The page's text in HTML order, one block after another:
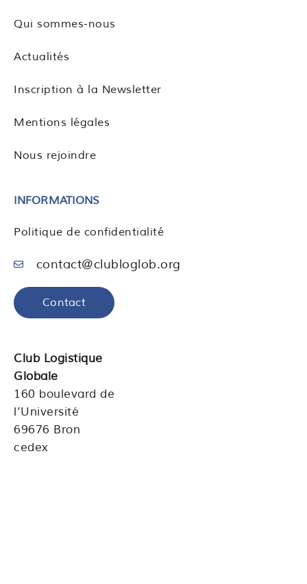
Qui sommes-nous
Actualités
Inscription à la Newsletter
Mentions légales
Nous rejoindre
INFORMATIONS
Politique de confidentialité
contact@clubloglob.org
Contact
Club Logistique
Globale
160 boulevard de
l’Université
69676 Bron
cedex